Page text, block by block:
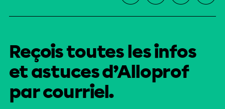
Reçois toutes les infos
et astuces d’Alloprof
par courriel.